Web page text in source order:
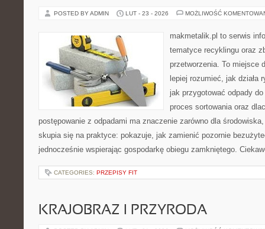
POSTED BY ADMIN LUT - 23 - 2026 MOŻLIWOŚĆ
makmetalik.pl to serwis
tematyce recyklingu oraz
przetworzenia. To miejsce
lepiej rozumieć, jak działa
jak przygotować odpady
proces sortowania oraz
postępowanie z odpadami ma znaczenie zarówno dla
skupia się na praktyce: pokazuje, jak zamienić pozornie
jednocześnie wspierając gospodarkę obiegu zamkniętego.
CATEGORIES: PRZEPISY FIT
KRAJOBRAZ I PRZYRODA